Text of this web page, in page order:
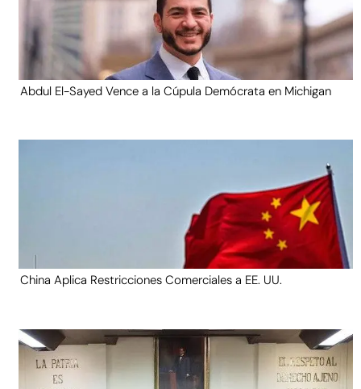
Abdul El-Sayed Vence a la Cúpula Demócrata en Michigan
China Aplica Restricciones Comerciales a EE. UU.